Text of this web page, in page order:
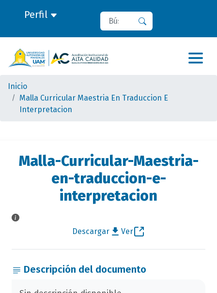
Perfil Buscar
Inicio
Malla Curricular Maestria En Traduccion E
Interpretacion
Malla-Curricular-Maestria-
en-traduccion-e-
interpretacion
Descargar Ver
Descripción del documento